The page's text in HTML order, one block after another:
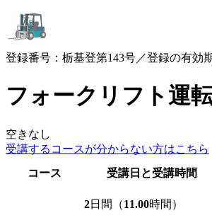
登録番号：栃基登第143号／登録の有効
フォークリフト運
空きなし
受講するコースが分からない方はこちら
コース
受講日と受講時間
2日間（11.00時間）